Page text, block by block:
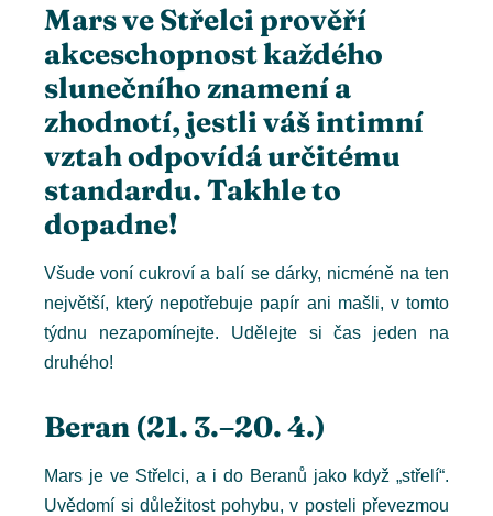
Mars ve Střelci prověří
akceschopnost každého
slunečního znamení a
zhodnotí, jestli váš intimní
vztah odpovídá určitému
standardu. Takhle to
dopadne!
Všude voní cukroví a balí se dárky, nicméně na ten
největší, který nepotřebuje papír ani mašli, v tomto
týdnu nezapomínejte. Udělejte si čas jeden na
druhého!
Beran (21. 3.–20. 4.)
Mars je ve Střelci, a i do Beranů jako když „střelí“.
Uvědomí si důležitost pohybu, v posteli převezmou